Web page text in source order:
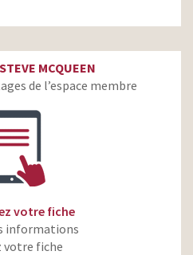
MCQUEEN
de l’espace membre
votre fiche
informations
votre fiche